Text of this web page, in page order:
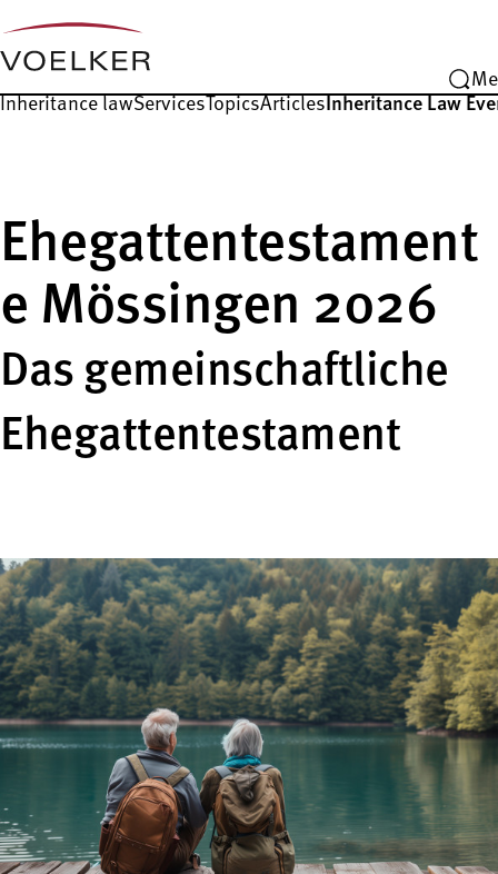
Inheritance lawServicesTopicsArticlesInheritance Law
Ehegattentestament
e Mössingen 2026
Das gemeinschaftliche
Ehegattentestament